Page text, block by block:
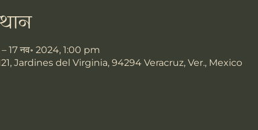
17 नव॰ 2024, 1:00 pm
Jardines del Virginia, 94294 Veracruz, Ver., Mexico